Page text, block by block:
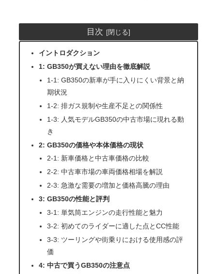
目次
イントロダクション
1: GB350が買えない理由を徹底解説
1-1: GB350の新車が手に入りにくい背景と納
期状況
1-2: 排ガス規制や生産不足との関係性
1-3: 人気モデルGB350の中古市場に現れる動
き
2: GB350の価格や本体価格の現状
2-1: 新車価格と中古車価格の比較
2-2: 中古車市場の車両価格相場を解説
2-3: 急激な需要の増加と価格高騰の理由
3: GB350の性能と評判
3-1: 単気筒エンジンの走行性能と魅力
3-2: 初めてのライダーに適した点とCC性能
3-3: ツーリングや街乗りにおける使用感の評
価
4: 中古で買うGB350の注意点